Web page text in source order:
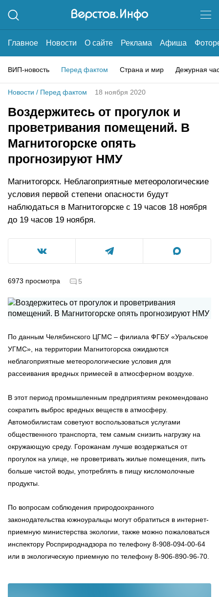
Главное Новости О сайте Реклама Афиша
ВИП-новость Перед фактом Страна и мир Дежурная
Новости / Перед фактом 18 ноября 2020
Воздержитесь от прогулок и
проветривания помещений. В
Магнитогорске опять
прогнозируют НМУ
Магнитогорск. Неблагоприятные метеорологические
условия первой степени опасности будут
наблюдаться в Магнитогорске с 19 часов 18 ноября
до 19 часов 19 ноября.
6973 просмотра 5
По данным Челябинского ЦГМС – филиала ФГБУ «Уральское
УГМС», на территории Магнитогорска ожидаются
неблагоприятные метеорологические условия для
рассеивания вредных примесей в атмосферном воздухе.
В этот период промышленным предприятиям рекомендовано
сократить выброс вредных веществ в атмосферу.
Автомобилистам советуют воспользоваться услугами
общественного транспорта, тем самым снизить нагрузку на
окружающую среду. Горожанам лучше воздержаться от
прогулок на улице, не проветривать жилые помещения, пить
больше чистой воды, употреблять в пищу кисломолочные
продукты.
По вопросам соблюдения природоохранного
законодательства южноуральцы могут обратиться в интернет-
приемную министерства экологии, также можно пожаловаться
инспектору Росприроднадзора по телефону 8-908-094-00-64
или в экологическую приемную по телефону 8-906-890-96-70.